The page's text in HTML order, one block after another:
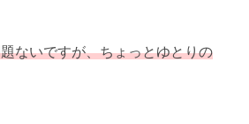
ないですが、ちょっとゆとりの